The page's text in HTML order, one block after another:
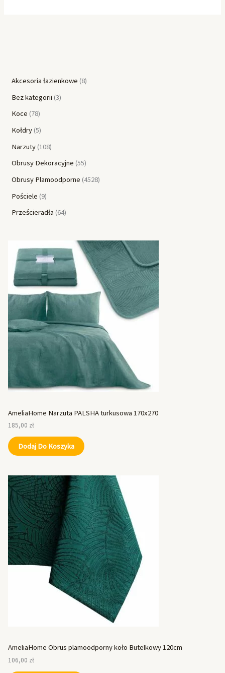
Akcesoria łazienkowe 8
Bez kategorii 3
Koce 78
Kołdry 5
Narzuty 108
Obrusy Dekoracyjne 55
Obrusy Plamoodporne 4528
Pościele 9
Prześcieradła 64
AmeliaHome Narzuta PALSHA turkusowa 170x270
185,00 zł
Dodaj Do Koszyka
AmeliaHome Obrus plamoodporny koło Butelkowy 120cm
106,00 zł